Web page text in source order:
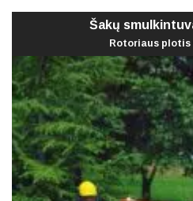
Šakų
Rotoriaus plotis